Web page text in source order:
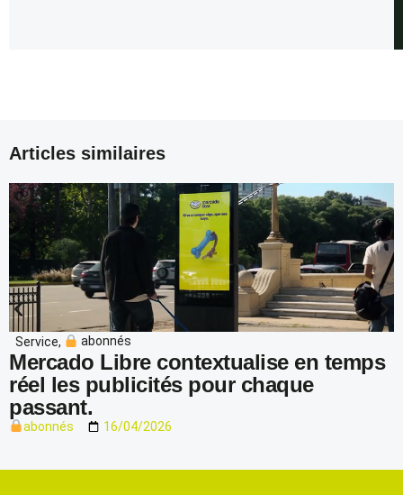
Articles similaires
Service, abonnés
Mercado Libre contextualise en temps
réel les publicités pour chaque
passant.
abonnés 16/04/2026